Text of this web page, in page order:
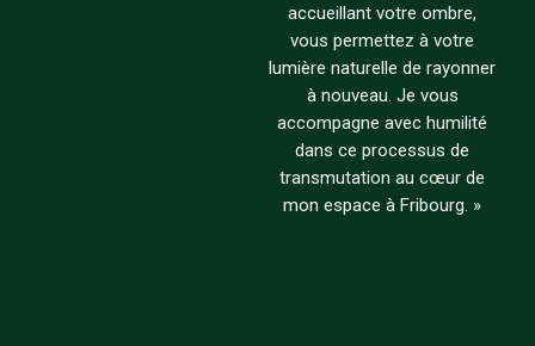
accueillant votre ombre,
vous permettez à votre
lumière naturelle de rayonner
à nouveau. Je vous
accompagne avec humilité
dans ce processus de
transmutation au cœur de
mon espace à Fribourg. »